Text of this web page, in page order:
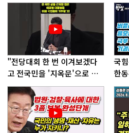
"전당대회 한 번 이겨보겠다
고 전국민을 '지옥문'으로 밀
어!"
국
한